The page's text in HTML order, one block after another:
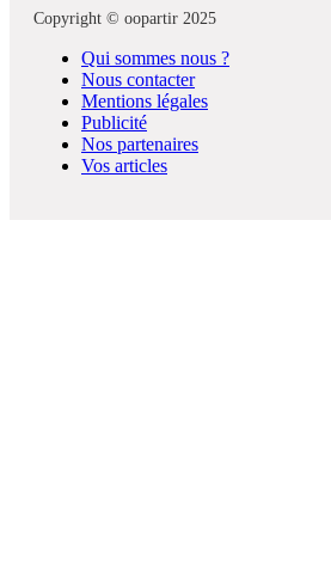
Copyright © oopartir 2025
Qui sommes nous ?
Nous contacter
Mentions légales
Publicité
Nos partenaires
Vos articles